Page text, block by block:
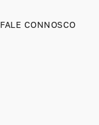
FALE CONNOSCO